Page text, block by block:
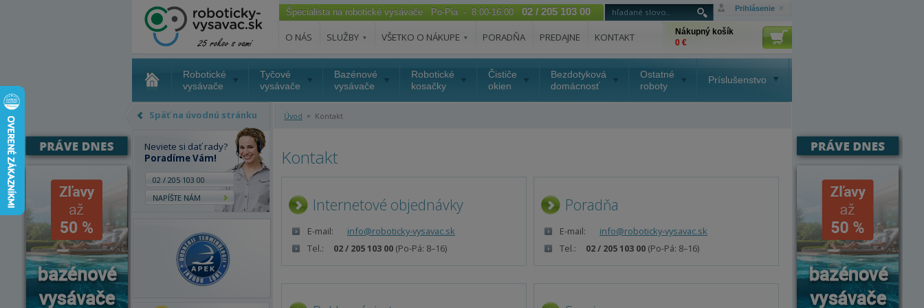
Prihlásenie
Špecialista na robotické vysávače Po-Pia - 8:00-16:00 02 / 205 103 00
O NÁS SLUŽBY VŠETKO O NÁKUPE PORADŇA PREDAJNE KONTAKT
Nákupný košík
0 €
Robotické
vysávače
Tyčové
vysávače
Bazénové
vysávače
Robotické
kosačky
Čističe
okien
Bezdotyková
domácnosť
Ostatné
roboty
Príslušenstvo
Späť na úvodnú stránku
Neviete si dať rady?
Poradíme Vám!
02 / 205 103 00
NAPÍŠTE NÁM
Úvod » Kontakt
Kontakt
Internetové objednávky
E-mail:
info@roboticky-vysavac.sk
Tel.:
02 / 205 103 00 (Po-Pá: 8–16)
Poradňa
E-mail:
info@roboticky-vysavac.sk
Tel.:
02 / 205 103 00 (Po-Pá: 8–16)